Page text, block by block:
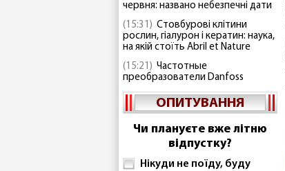
червня: названо небезпечні дати
(15:31) Стовбурові клітини
рослин, гіалурон і кератин: наука,
на якій стоїть Abril et Nature
(15:21) Частотные
преобразователи Danfoss
ОПИТУВАННЯ
Чи плануєте вже літню
відпустку?
Нікуди не поїду, буду